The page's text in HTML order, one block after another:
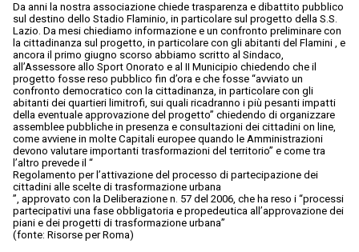
Da anni la nostra associazione chiede trasparenza e dibattito pubblico
sul destino dello Stadio Flaminio, in particolare sul progetto della S.S.
Lazio. Da mesi chiediamo informazione e un confronto preliminare con
la cittadinanza sul progetto, in particolare con gli abitanti del Flamini , e
ancora il primo giugno scorso abbiamo scritto al Sindaco,
all’Assessore allo Sport Onorato e al II Municipio chiedendo che il
progetto fosse reso pubblico fin d’ora e che fosse “avviato un
confronto democratico con la cittadinanza, in particolare con gli
abitanti dei quartieri limitrofi, sui quali ricadranno i più pesanti impatti
della eventuale approvazione del progetto” chiedendo di organizzare
assemblee pubbliche in presenza e consultazioni dei cittadini on line,
come avviene in molte Capitali europee quando le Amministrazioni
devono valutare importanti trasformazioni del territorio” e come tra
l’altro prevede il “
Regolamento per l’attivazione del processo di partecipazione dei
cittadini alle scelte di trasformazione urbana
”, approvato con la Deliberazione n. 57 del 2006, che ha reso i “processi
partecipativi una fase obbligatoria e propedeutica all’approvazione dei
piani e dei progetti di trasformazione urbana”
(fonte: Risorse per Roma)